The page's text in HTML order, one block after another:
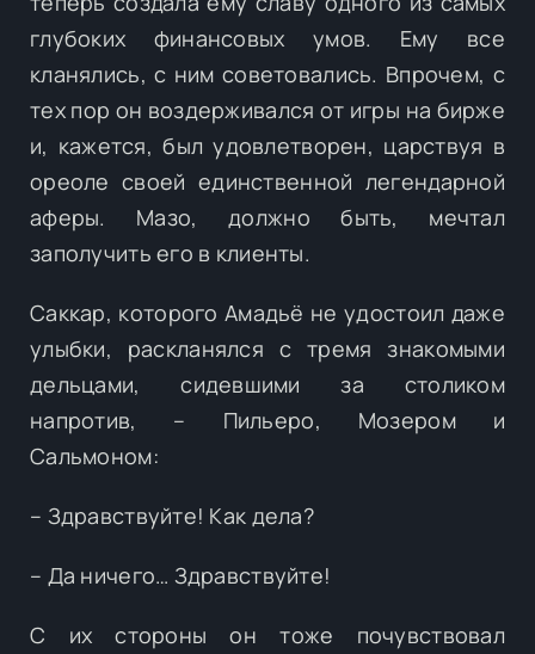
глубоких финансовых умов. Ему все
кланялись, с ним советовались. Впрочем, с
тех пор он воздерживался от игры на бирже
и, кажется, был удовлетворен, царствуя в
ореоле своей единственной легендарной
аферы. Мазо, должно быть, мечтал
заполучить его в клиенты.
Саккар, которого Амадьё не удостоил даже
улыбки, раскланялся с тремя знакомыми
дельцами, сидевшими за столиком
напротив, – Пильеро, Мозером и
Сальмоном:
– Здравствуйте! Как дела?
– Да ничего… Здравствуйте!
С их стороны он тоже почувствовал